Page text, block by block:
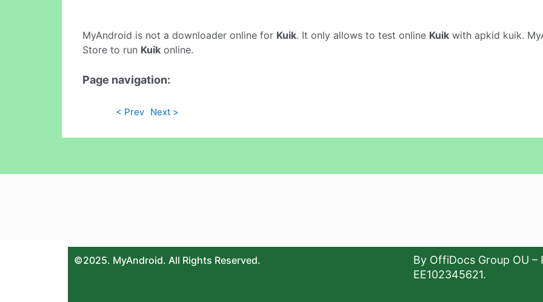
MyAndroid is not a downloader online for Kuik. It only allows to test online Kuik with apkid kuik.
Store to run Kuik online.
Page navigation:
< Prev Next >
©2025. MyAndroid. All Rights Reserved.
By OffiDocs Group OU –
EE102345621.